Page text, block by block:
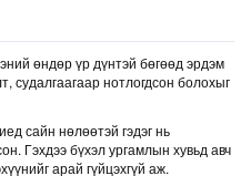
өндөр үр дүнтэй бөгөөд эрдэм
судалгаагаар нотлогдсон болохыг
сайн нөлөөтэй гэдэг нь
Гэхдээ бүхэл ургамлын хувьд авч
арай гүйцэхгүй аж.